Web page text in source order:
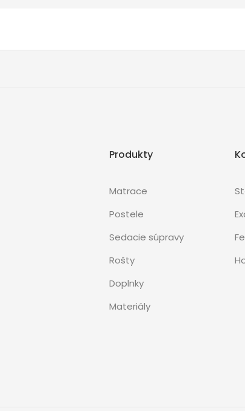
Produkty
Matrace
Postele
Sedacie súpravy
Rošty
Doplnky
Materiály